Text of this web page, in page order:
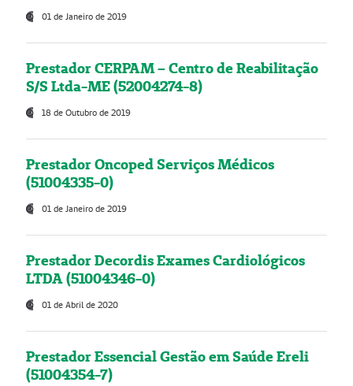
01 de Janeiro de 2019
Prestador CERPAM – Centro de Reabilitação
S/S Ltda-ME (52004274-8)
18 de Outubro de 2019
Prestador Oncoped Serviços Médicos
(51004335-0)
01 de Janeiro de 2019
Prestador Decordis Exames Cardiológicos
LTDA (51004346-0)
01 de Abril de 2020
Prestador Essencial Gestão em Saúde Ereli
(51004354-7)